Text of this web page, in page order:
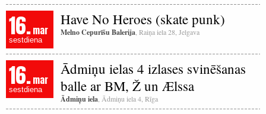
16.mar
sestdiena
Have No Heroes (skate punk)
Melno Cepurīšu Balerija , Raiņa iela 28, Jelgava
16.mar
sestdiena
Ādmiņu ielas 4 izlases svinēšanas
balle ar BM, Ž un Ælssa
Ādmiņu iela , Ādmiņu iela 4, Rīga